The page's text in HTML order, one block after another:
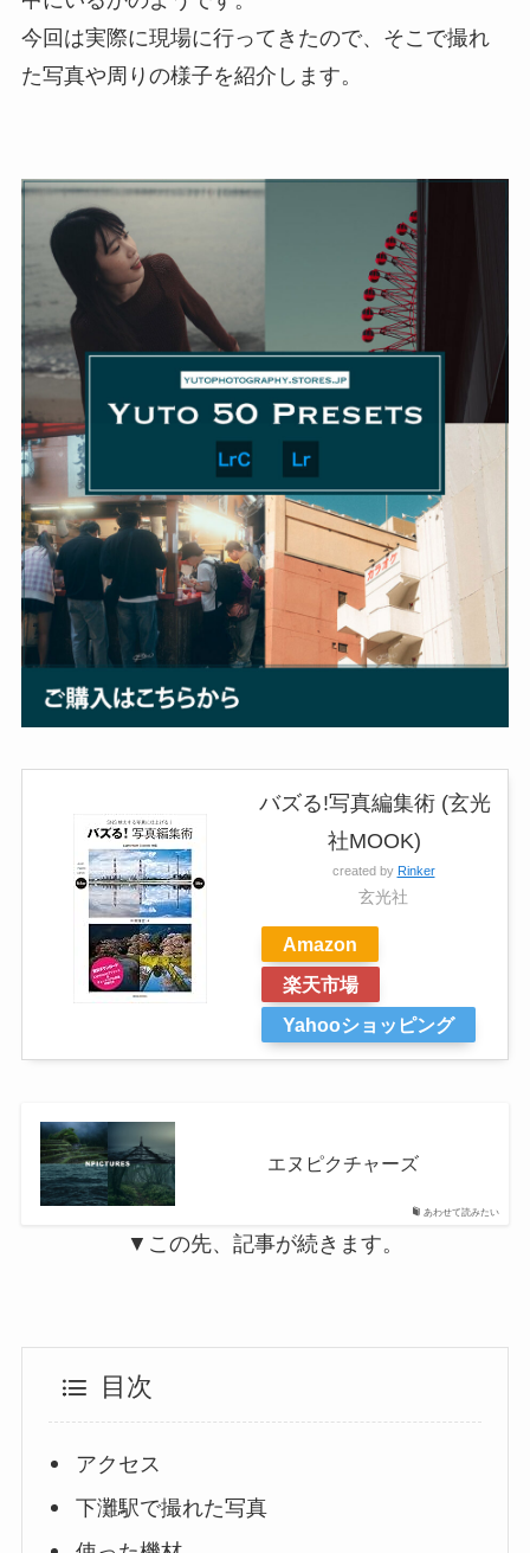
今回は実際に現場に行ってきたので、そこで撮れ
た写真や周りの様子を紹介します。
バズる!写真編集術 (玄光
社MOOK)
created by Rinker
玄光社
Amazon
楽天市場
Yahooショッピング
あわせて読みたい
エヌピクチャーズ
▼この先、記事が続きます。
目次
アクセス
下灘駅で撮れた写真